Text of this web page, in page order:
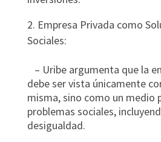
Empresa Privada como
Sociales:
– Uribe argumenta que la
debe ser vista únicamente
misma, sino como un medio
problemas sociales,
desigualdad.